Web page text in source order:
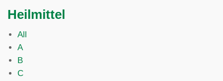
Heilmittel
All
A
B
C